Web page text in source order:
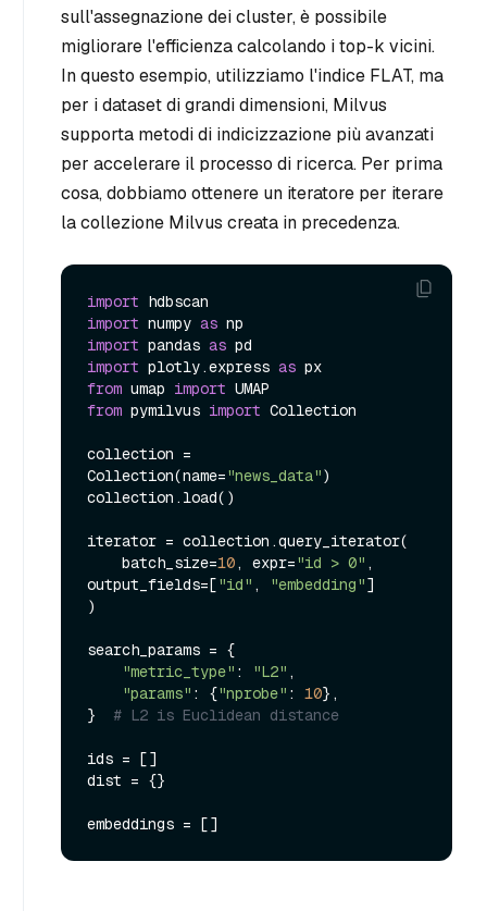
sull'assegnazione dei cluster, è possibile
migliorare l'efficienza calcolando i top-k vicini.
In questo esempio, utilizziamo l'indice FLAT, ma
per i dataset di grandi dimensioni, Milvus
supporta metodi di indicizzazione più avanzati
per accelerare il processo di ricerca. Per prima
cosa, dobbiamo ottenere un iteratore per iterare
la collezione Milvus creata in precedenza.
import
import numpy as
import pandas as
import plotly.express as
from umap import
from pymilvus import Collection
collection =
Collection(name="news_data")
collection.load()
iterator = collection.query_iterator(
    batch_size=
10, expr="id > 0" ,
output_fields=["id" , "embedding"]
)
search_params = {
"metric_type" : "L2" ,
"params" : {"nprobe" : 10},
} # L2 is Euclidean distance
ids = []
dist = {}